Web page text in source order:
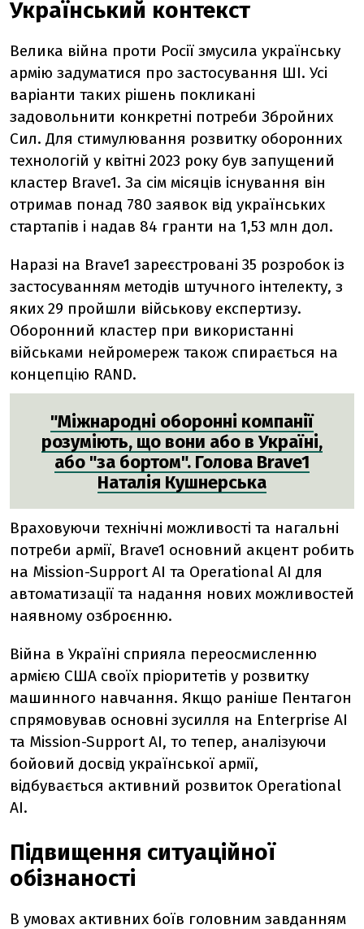
Український контекст
Велика війна проти Росії змусила українську
армію задуматися про застосування ШІ. Усі
варіанти таких рішень покликані
задовольнити конкретні потреби Збройних
Сил. Для стимулювання розвитку оборонних
технологій у квітні 2023 року був запущений
кластер Brave1. За сім місяців існування він
отримав понад 780 заявок від українських
стартапів і надав 84 гранти на 1,53 млн дол.
Наразі на Brave1 зареєстровані 35 розробок із
застосуванням методів штучного інтелекту, з
яких 29 пройшли військову експертизу.
Оборонний кластер при використанні
військами нейромереж також спирається на
концепцію RAND.
"Міжнародні оборонні компанії
розуміють, що вони або в Україні,
або "за бортом". Голова Brave1
Наталія Кушнерська
Враховуючи технічні можливості та нагальні
потреби армії, Brave1 основний акцент робить
на Mission-Support AI та Operational AI для
автоматизації та надання нових можливостей
наявному озброєнню.
Війна в Україні сприяла переосмисленню
армією США своїх пріоритетів у розвитку
машинного навчання. Якщо раніше Пентагон
спрямовував основні зусилля на Enterprise AI
та Mission-Support AI, то тепер, аналізуючи
бойовий досвід української армії,
відбувається активний розвиток Operational
AI.
Підвищення ситуаційної
обізнаності
В умовах активних боїв головним завданням